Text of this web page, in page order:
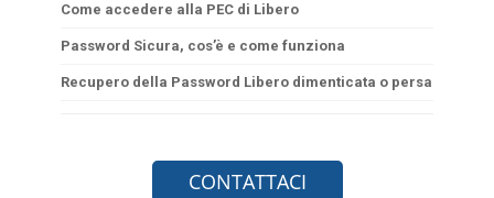
Come accedere alla PEC di Libero
Password Sicura, cos’è e come funziona
Recupero della Password Libero dimenticata o persa